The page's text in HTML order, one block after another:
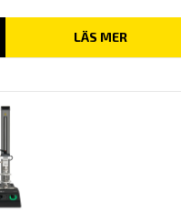
LÄS MER